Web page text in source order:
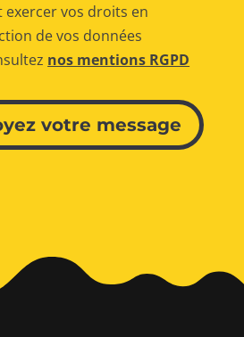
vos droits en
de vos données
nos mentions RGPD
votre message